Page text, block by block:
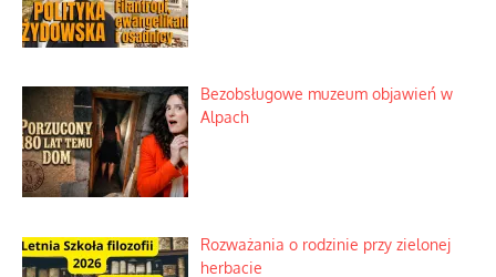
Bezobsługowe muzeum objawień w
Alpach
Rozważania o rodzinie przy zielonej
herbacie